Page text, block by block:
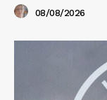
08/08/2026